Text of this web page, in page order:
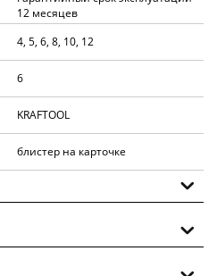
12 месяцев
4, 5, 6, 8, 10, 12
6
KRAFTOOL
блистер на карточке